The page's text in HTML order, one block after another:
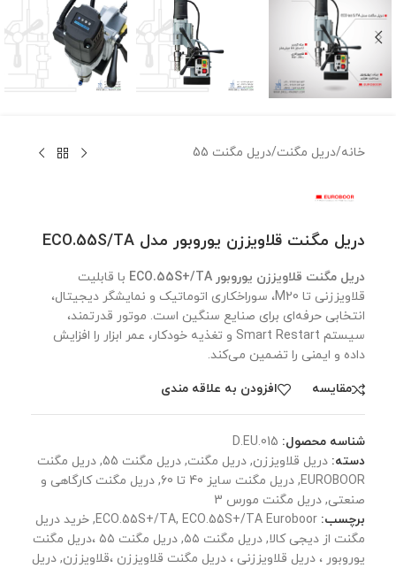
خانه/دریل مگنت/دریل مگنت 55
دریل مگنت قلاویززن یوروبور مدل ECO.55S/TA
دریل مگنت قلاویززن یوروبور ECO.55S+/TA
با قابلیت
قلاویززنی تا M20، سوراخکاری اتوماتیک و نمایشگر دیجیتال،
انتخابی حرفه‌ای برای صنایع سنگین است. موتور قدرتمند،
سیستم Smart Restart و تغذیه خودکار، عمر ابزار را افزایش
داده و ایمنی را تضمین می‌کند.
مقايسه افزودن به علاقه مندی
شناسه محصول: D.EU.015
دسته: دریل قلاویززن, دریل مگنت, دریل مگنت 55 , دریل مگنت
EUROBOOR
, دریل مگنت سایز 40 تا 60 , دریل مگنت کارگاهی و
صنعتی, دریل مگنت مورس 3
برچسب:
ECO.55S+/TA, ECO.55S+/TA Euroboor
, خرید دریل
مگنت از دیجی کالا, دریل مگنت ۵۵ ,
دریل مگنت ۵۵ ،‌دریل مگنت
یوروبور ،‌ دریل قلاویززنی ، دریل مگنت قلاویززن ،‌قلاویززن, دریل